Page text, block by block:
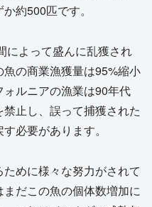
約500匹です。
によって盛んに乱獲され
の商業漁獲量は95%縮小
ルニアの漁業は90年代
止し、誤って捕獲された
必要があります。
めに様々な努力がされて
だこの魚の個体数増加に